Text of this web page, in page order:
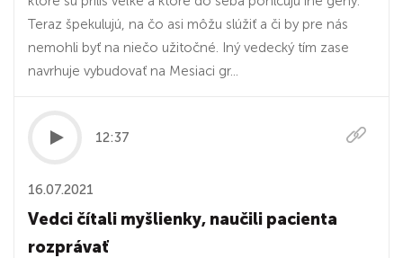
Teraz špekulujú, na čo asi môžu slúžiť a či by pre nás
nemohli byť na niečo užitočné. Iný vedecký tím zase
navrhuje vybudovať na Mesiaci gr...
12:37
16.07.2021
Vedci čítali myšlienky, naučili pacienta
rozprávať